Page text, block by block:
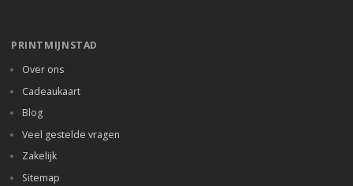
PRINTMIJNSTAD
Over ons
Cadeaukaart
Blog
Veel gestelde vragen
Zakelijk
Sitemap